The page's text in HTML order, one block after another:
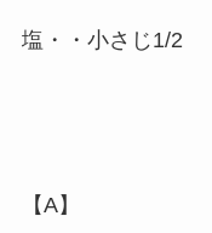
塩・・小さじ1/2
【A】